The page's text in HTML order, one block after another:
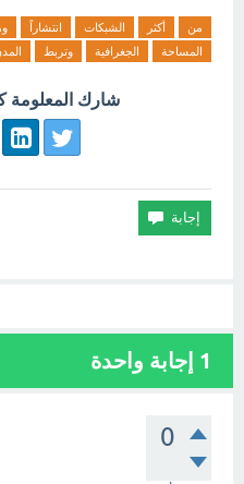
من أكثر الشبكات انتشاراً
المساحة
الجغرافية وتربط
شارك المعلومة
1 إجابة واحدة
0